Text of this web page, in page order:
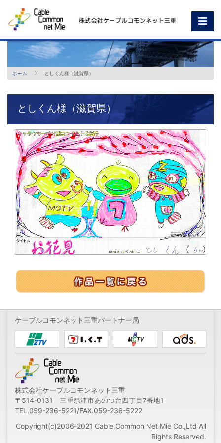
ホーム としくん様（滋賀県）
としくん様（滋賀県）
ケーブルコモンネット三重パートナー局
株式会社ケーブルコモンネット三重
〒514-0131 三重県津市あのつ台四丁目7番地1
TEL.059-236-5221/FAX.059-236-5222
Copyright(c)2006-2021 Cable Common Net Mie Co.,Ltd All
Rights Reserved.